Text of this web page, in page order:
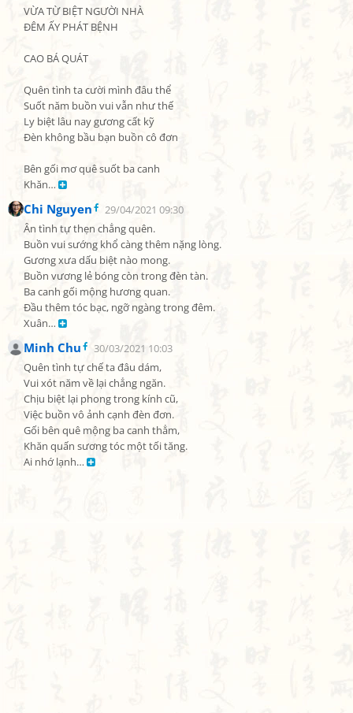
VỪA TỪ BIỆT NGƯỜI NHÀ
ĐÊM ẤY PHÁT BỆNH
CAO BÁ QUÁT
Quên tình ta cười mình đâu thể
Suốt năm buồn vui vẫn như thế
Ly biệt lâu nay gương cất kỹ
Đèn không bầu bạn buồn cô đơn
Bên gối mơ quê suốt ba canh
Khăn…
Chi Nguyen
29/04/2021 09:30
Ân tình tự thẹn chẳng quên.
Buồn vui sướng khổ càng thêm nặng lòng.
Gương xưa dấu biệt nào mong.
Buồn vương lẻ bóng còn trong đèn tàn.
Ba canh gối mộng hương quan.
Đầu thêm tóc bạc, ngỡ ngàng trong đêm.
Xuân…
Minh Chu
30/03/2021 10:03
Quên tình tự chế ta đâu dám,
Vui xót năm về lại chẳng ngăn.
Chịu biệt lại phong trong kính cũ,
Việc buồn vô ảnh cạnh đèn đơn.
Gối bên quê mộng ba canh thẳm,
Khăn quấn sương tóc một tối tăng.
Ai nhớ lạnh…